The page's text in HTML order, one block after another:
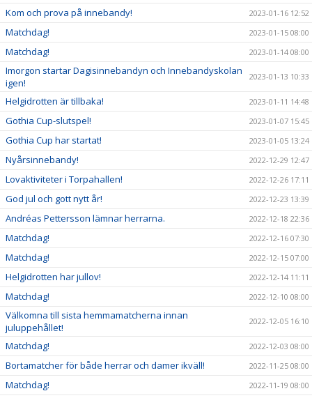
Kom och prova på innebandy! 2023-01-16 12:52
Matchdag! 2023-01-15 08:00
Matchdag! 2023-01-14 08:00
Imorgon startar Dagisinnebandyn och Innebandyskolan
igen!
2023-01-13 10:33
Helgidrotten är tillbaka! 2023-01-11 14:48
Gothia Cup-slutspel! 2023-01-07 15:45
Gothia Cup har startat! 2023-01-05 13:24
Nyårsinnebandy! 2022-12-29 12:47
Lovaktiviteter i Torpahallen! 2022-12-26 17:11
God jul och gott nytt år! 2022-12-23 13:39
Andréas Pettersson lämnar herrarna. 2022-12-18 22:36
Matchdag! 2022-12-16 07:30
Matchdag! 2022-12-15 07:00
Helgidrotten har jullov! 2022-12-14 11:11
Matchdag! 2022-12-10 08:00
Välkomna till sista hemmamatcherna innan
juluppehållet!
2022-12-05 16:10
Matchdag! 2022-12-03 08:00
Bortamatcher för både herrar och damer ikväll! 2022-11-25 08:00
Matchdag! 2022-11-19 08:00